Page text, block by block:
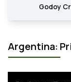
Godoy
Argentina: